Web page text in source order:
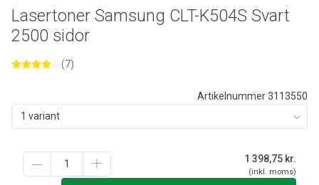
Artikelnummer 3113550
1 variant
1 398,75 kr.
(inkl. moms)
Lasertoner Samsung CLT-K504S Svart
2500 sidor
(7)